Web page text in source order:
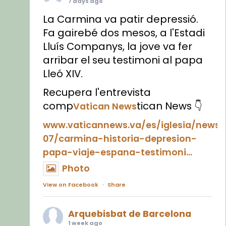
La Carmina va patir depressió.
Fa gairebé dos mesos, a l'Estadi
Lluís Companys, la jove va fer
arribar el seu testimoni al papa
Lleó XIV.
Recupera l'entrevista
compVatican Newstican News 👇
www.vaticannews.va/es/iglesia/news/
07/carmina-historia-depresion-
papa-viaje-espana-testimoni...
Photo
View on Facebook · Share
Arquebisbat de Barcelona
1 week ago